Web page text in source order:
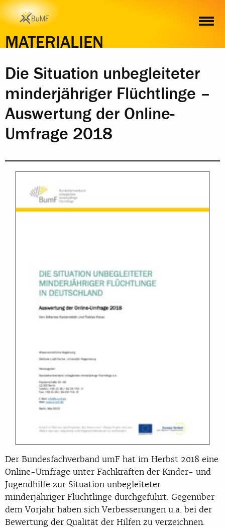
MATERIALIEN
INHALT
Die Situation unbegleiteter
minderjähriger Flüchtlinge –
Auswertung der Online-
Umfrage 2018
Der Bundesfachverband umF hat im Herbst 2018 eine
Online-Umfrage unter Fachkräften der Kinder- und
Jugendhilfe zur Situation unbegleiteter
minderjähriger Flüchtlinge durchgeführt. Gegenüber
dem Vorjahr haben sich Verbesserungen u.a. bei der
Bewertung der Qualität der Hilfen zu verzeichnen.